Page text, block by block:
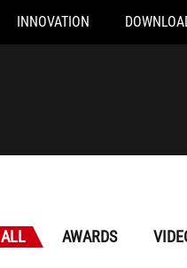
INNOVATION
ALL AWARDS